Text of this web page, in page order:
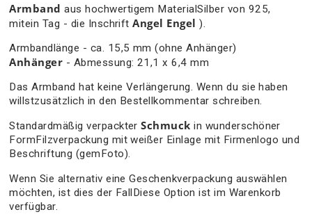
Armbandaus hochwertigem MaterialSilber von 925,
mitein Tag - die InschriftAngel Engel).
Armbandlänge - ca. 15,5 mm (ohne Anhänger)
Anhänger - Abmessung: 21,1 x 6,4 mm
Das Armband hat keine Verlängerung. Wenn du sie haben
willstzusätzlich in den Bestellkommentar schreiben.
Standardmäßig verpackterSchmuckin wunderschöner
FormFilzverpackung mit weißer Einlage mit Firmenlogo und
Beschriftung (gemFoto).
Wenn Sie alternativ eine Geschenkverpackung auswählen
möchten, ist dies der FallDiese Option ist im Warenkorb
verfügbar.